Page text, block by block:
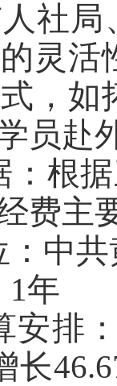
社
灵
，
员赴
：根
费主
：中
1年
安排
长